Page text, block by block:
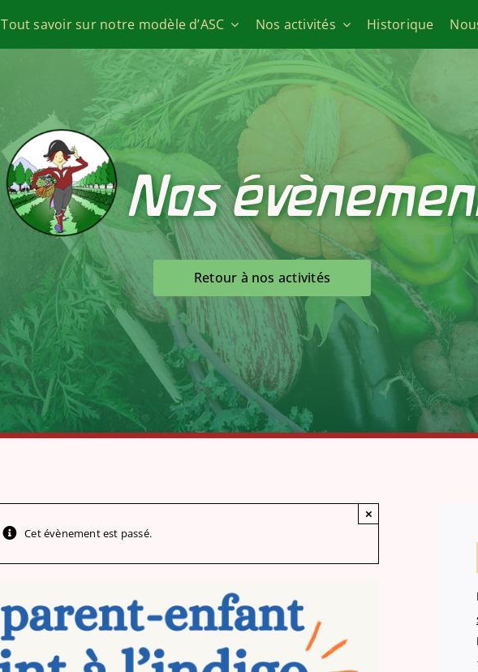
Tout savoir sur notre modèle d’ASC Nos activités Historique
Nos
Retour à nos activités
Cet évènement est passé.
×